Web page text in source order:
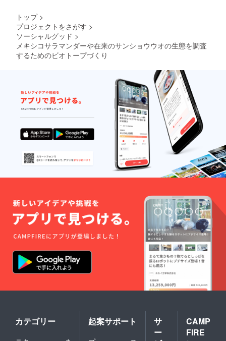
トップ >
プロジェクトをさがす >
ソーシャルグッド >
メキシコサラマンダーや在来のサンショウウオの生態を調査
するためのビオトープづくり
カテゴリー 起案サポート
サ
ー
CAMP
FIRE